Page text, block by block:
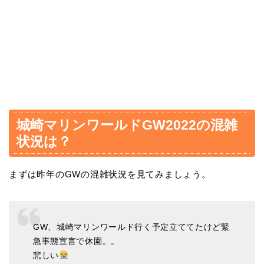
城崎マリンワールドGW2022の混雑
状況は？
まずは昨年のGWの混雑状況を見てみましょう。
GW、城崎マリンワールド行く予定立ててたけど緊
急事態宣言で休園。。
悲しい